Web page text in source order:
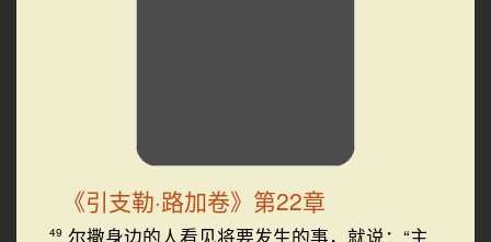
《引支勒·路加卷》第22章
49 尔撒身边的人看见将要发生的事，就说：“主